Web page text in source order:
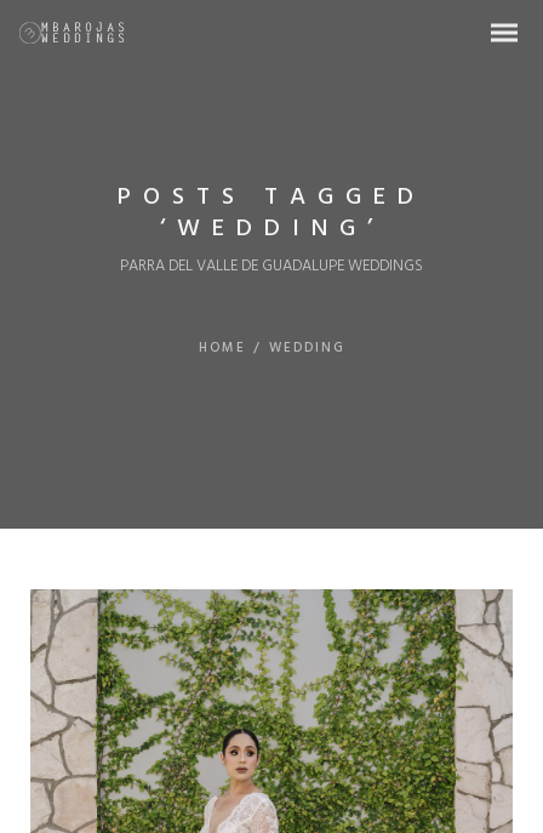
POSTS TAGGED
‘WEDDING’
PARRA DEL VALLE DE GUADALUPE WEDDINGS
HOME / WEDDING